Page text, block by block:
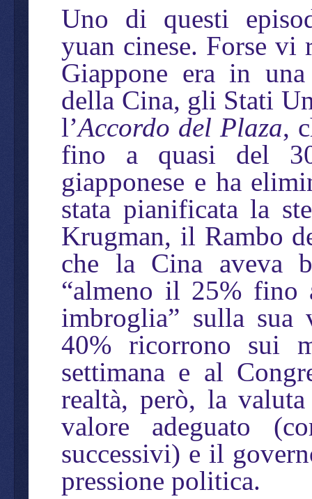
Uno di questi
yuan cinese. Forse vi
Giappone era in
della Cina, gli Stati
l’Accordo del Plaza,
fino a quasi del
giapponese e ha
stata pianificata la
Krugman, il Rambo
che la Cina aveva
“almeno il 25% fino
imbroglia” sulla sua
40% ricorrono sui
settimana e al
realtà, però, la
valore adeguato
successivi) e il
pressione politica.